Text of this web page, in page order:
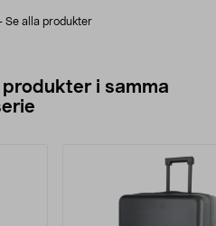
- Se alla produkter
i samma